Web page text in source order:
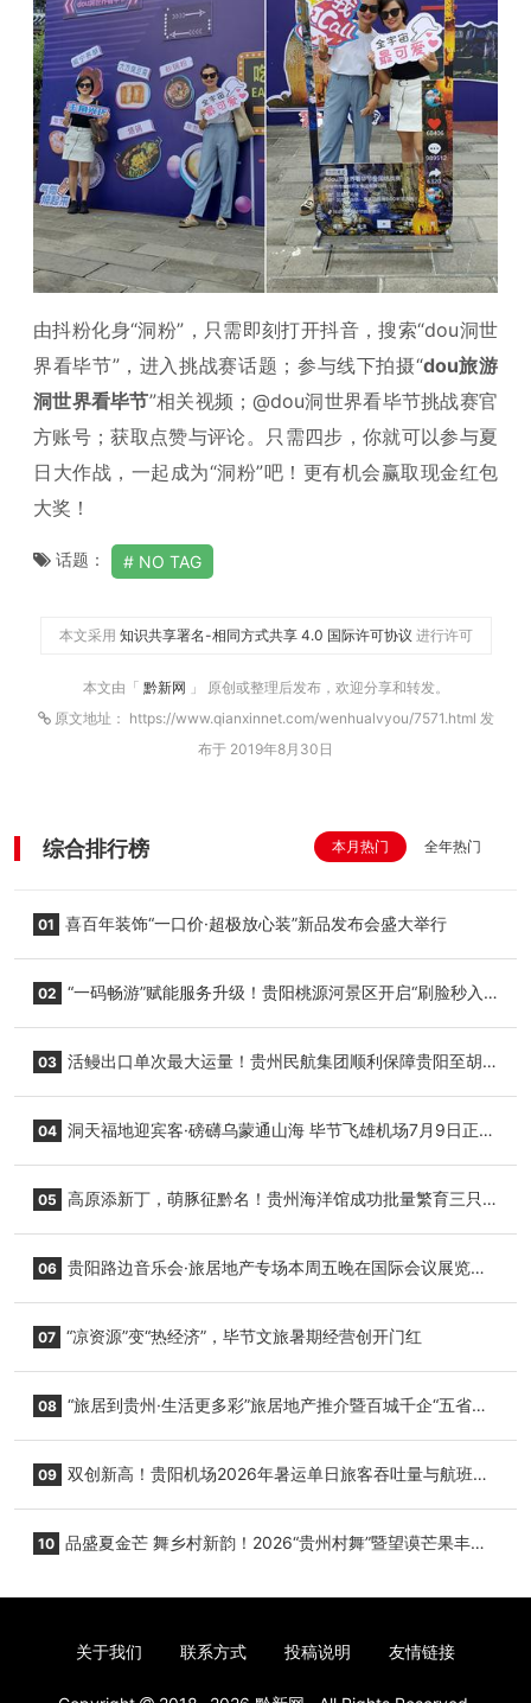
由抖粉化身“洞粉”，只需即刻打开抖音，搜索“dou洞世
界看毕节”，进入挑战赛话题；参与线下拍摄“dou旅游
洞世界看毕节”相关视频；@dou洞世界看毕节挑战赛官
方账号；获取点赞与评论。只需四步，你就可以参与夏
日大作战，一起成为“洞粉”吧！更有机会赢取现金红包
大奖！
话题： NO TAG
本文采用 知识共享署名-相同方式共享 4.0 国际许可协议 进行许可
本文由「 黔新网 」 原创或整理后发布，欢迎分享和转发。
原文地址： https://www.qianxinnet.com/wenhualvyou/7571.html 发
布于 2019年8月30日
综合排行榜 本月热门 全年热门
01 喜百年装饰“一口价·超极放心装”新品发布会盛大举行
02 “一码畅游”赋能服务升级！贵阳桃源河景区开启“刷脸秒入
03 活鳗出口单次最大运量！贵州民航集团顺利保障贵阳至胡
04 洞天福地迎宾客·磅礴乌蒙通山海 毕节飞雄机场7月9日正式
05 高原添新丁，萌豚征黔名！贵州海洋馆成功批量繁育三只
06 贵阳路边音乐会·旅居地产专场本周五晚在国际会议展览中
07 “凉资源”变“热经济”，毕节文旅暑期经营创开门红
08 “旅居到贵州·生活更多彩”旅居地产推介暨百城千企“五省
09 双创新高！贵阳机场2026年暑运单日旅客吞吐量与航班起
10 品盛夏金芒 舞乡村新韵！2026“贵州村舞”暨望谟芒果丰收
关于我们 联系方式 投稿说明 友情链接